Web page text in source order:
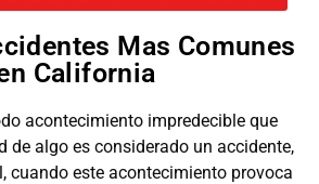
Mas Comunes
California
acontecimiento impredecible que
de algo es considerado un accidente,
cuando este acontecimiento provoca